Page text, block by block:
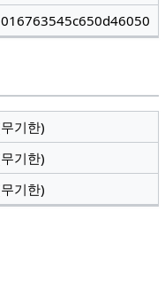
기한)
기한)
기한)